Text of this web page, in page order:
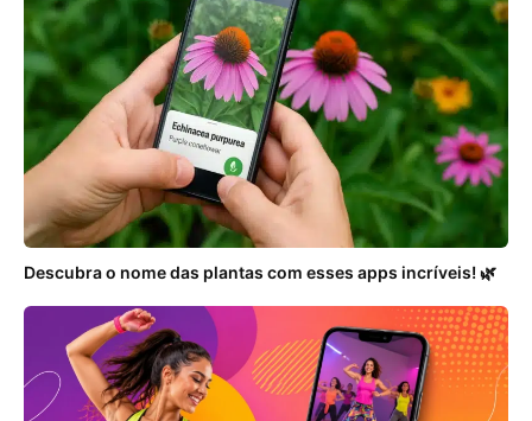
Descubra o nome das plantas com esses apps incríveis! 🌿